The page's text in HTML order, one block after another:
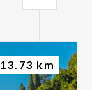
13.73 km